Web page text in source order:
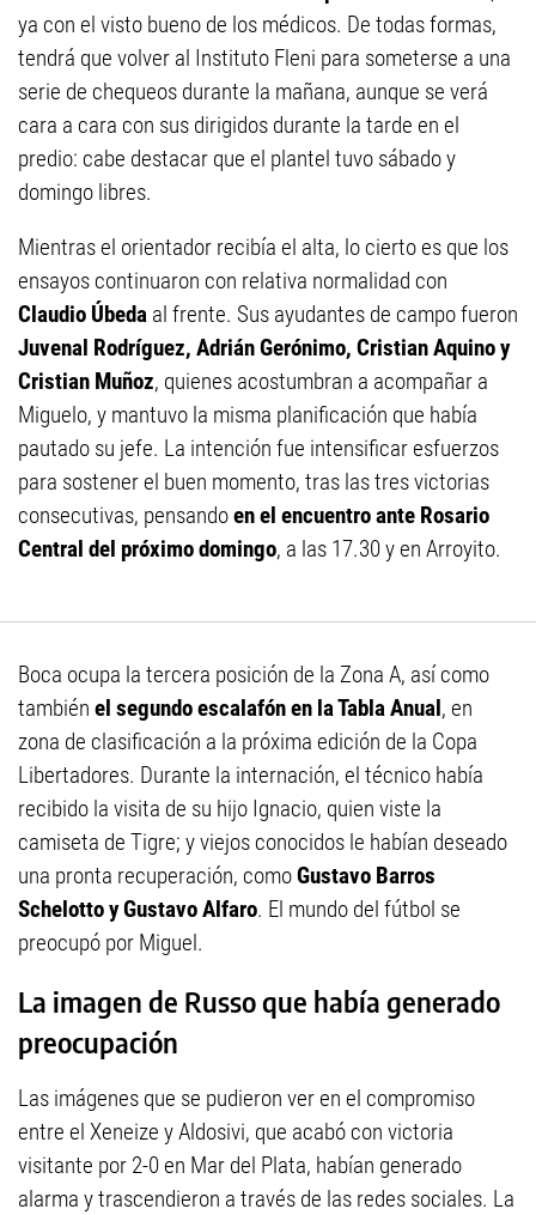
ya con el visto bueno de los médicos. De todas formas,
tendrá que volver al Instituto Fleni para someterse a una
serie de chequeos durante la mañana, aunque se verá
cara a cara con sus dirigidos durante la tarde en el
predio: cabe destacar que el plantel tuvo sábado y
domingo libres.
Mientras el orientador recibía el alta, lo cierto es que los
ensayos continuaron con relativa normalidad con
Claudio Úbeda al frente. Sus ayudantes de campo fueron
Juvenal Rodríguez, Adrián Gerónimo, Cristian Aquino y
Cristian Muñoz, quienes acostumbran a acompañar a
Miguelo, y mantuvo la misma planificación que había
pautado su jefe. La intención fue intensificar esfuerzos
para sostener el buen momento, tras las tres victorias
consecutivas, pensandoen el encuentro ante Rosario
Central del próximo domingo, a las 17.30 y en Arroyito.
Boca ocupa la tercera posición de la Zona A, así como
también el segundo escalafón en la Tabla Anual, en
zona de clasificación a la próxima edición de la Copa
Libertadores. Durante la internación, el técnico había
recibido la visita de su hijo Ignacio, quien viste la
camiseta de Tigre; y viejos conocidos le habían deseado
una pronta recuperación, comoGustavo Barros
Schelotto y Gustavo Alfaro. El mundo del fútbol se
preocupó por Miguel.
La imagen de Russo que había generado
preocupación
Las imágenes que se pudieron ver en el compromiso
entre el Xeneize y Aldosivi, que acabó con victoria
visitante por 2-0 en Mar del Plata, habían generado
alarma y trascendieron a través de las redes sociales. La